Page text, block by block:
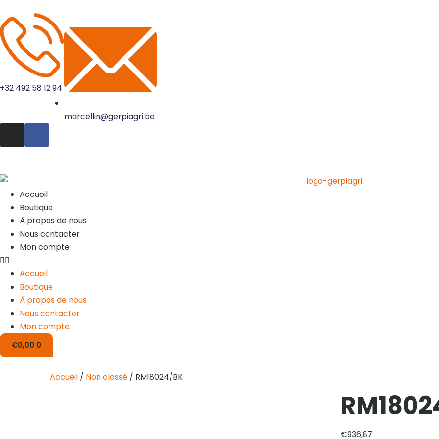
+32 492 58 12 94
marcellin@gerpiagri.be
Accueil
Boutique
À propos de nous
Nous contacter
Mon compte
Accueil
Boutique
À propos de nous
Nous contacter
Mon compte
€0,00 0
Accueil / Non classé / RM18024/BK
€936,87